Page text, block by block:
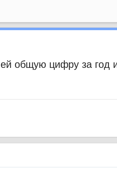
общую цифру за